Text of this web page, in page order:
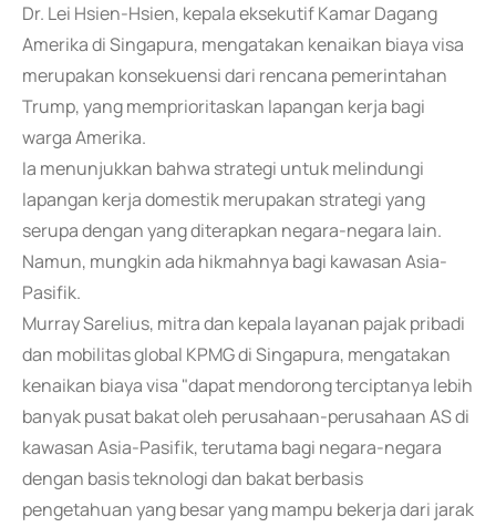
Dr. Lei Hsien-Hsien, kepala eksekutif Kamar Dagang
Amerika di Singapura, mengatakan kenaikan biaya visa
merupakan konsekuensi dari rencana pemerintahan
Trump, yang memprioritaskan lapangan kerja bagi
warga Amerika.
Ia menunjukkan bahwa strategi untuk melindungi
lapangan kerja domestik merupakan strategi yang
serupa dengan yang diterapkan negara-negara lain.
Namun, mungkin ada hikmahnya bagi kawasan Asia-
Pasifik.
Murray Sarelius, mitra dan kepala layanan pajak pribadi
dan mobilitas global KPMG di Singapura, mengatakan
kenaikan biaya visa "dapat mendorong terciptanya lebih
banyak pusat bakat oleh perusahaan-perusahaan AS di
kawasan Asia-Pasifik, terutama bagi negara-negara
dengan basis teknologi dan bakat berbasis
pengetahuan yang besar yang mampu bekerja dari jarak